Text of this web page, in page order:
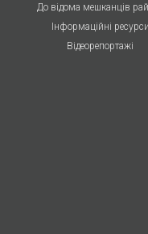
До відома мешканців
Інформаційні ресурси
Відеорепортажі